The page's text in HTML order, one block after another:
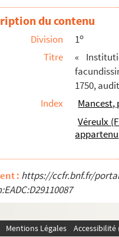
du contenu
Division 1o
Titre
«
1750,
Index
Mancest,
Véreulx
appartenu
: https://ccfr.bnf.fr/
Mentions Légales